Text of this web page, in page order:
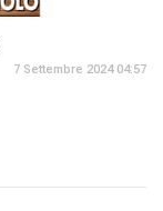
7 Settembre 2024 04:57